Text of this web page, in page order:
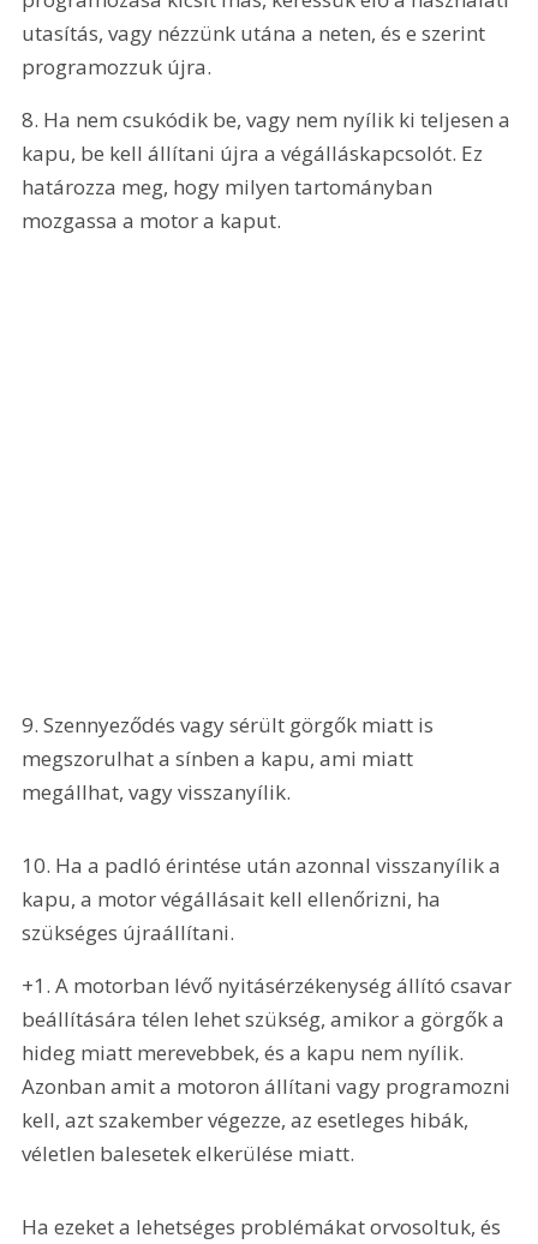
utasítás, vagy nézzünk utána a neten, és e szerint
programozzuk újra.
8. Ha nem csukódik be, vagy nem nyílik ki teljesen a
kapu, be kell állítani újra a végálláskapcsolót. Ez
határozza meg, hogy milyen tartományban
mozgassa a motor a kaput.
9. Szennyeződés vagy sérült görgők miatt is
megszorulhat a sínben a kapu, ami miatt
megállhat, vagy visszanyílik.
10. Ha a padló érintése után azonnal visszanyílik a
kapu, a motor végállásait kell ellenőrizni, ha
szükséges újraállítani.
+1. A motorban lévő nyitásérzékenység állító csavar
beállítására télen lehet szükség, amikor a görgők a
hideg miatt merevebbek, és a kapu nem nyílik.
Azonban amit a motoron állítani vagy programozni
kell, azt szakember végezze, az esetleges hibák,
véletlen balesetek elkerülése miatt.
Ha ezeket a lehetséges problémákat orvosoltuk, és